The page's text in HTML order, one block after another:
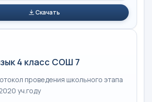
Скачать
4 класс СОШ 7
проведения школьного этапа
уч.году